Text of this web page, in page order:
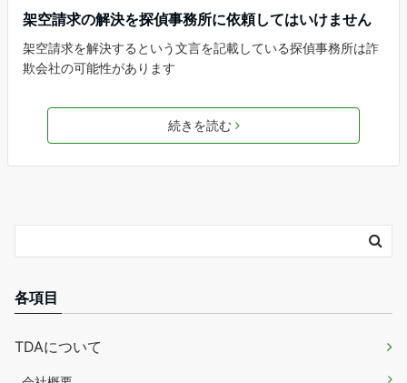
架空請求の解決を探偵事務所に依頼してはいけません
架空請求を解決するという文言を記載している探偵事務所は詐
欺会社の可能性があります
続きを読む
各項目
TDAについて